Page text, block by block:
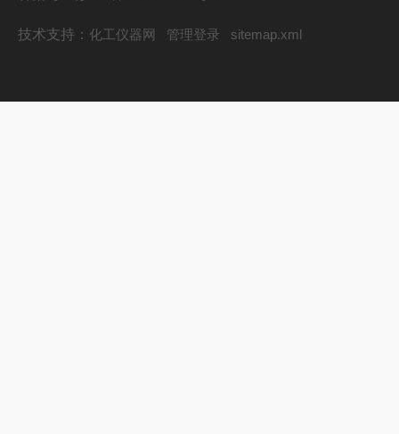
技术支持： 化工仪器网 管理登录 sitemap.xml